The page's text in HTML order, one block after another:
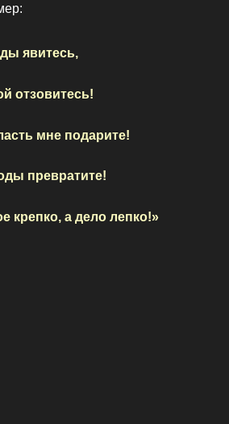
явитесь,
отзовитесь!
мне подарите!
превратите!
крепко, а дело лепко!»